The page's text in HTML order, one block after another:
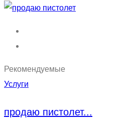
Рекомендуемые
Услуги
продаю пистолет...